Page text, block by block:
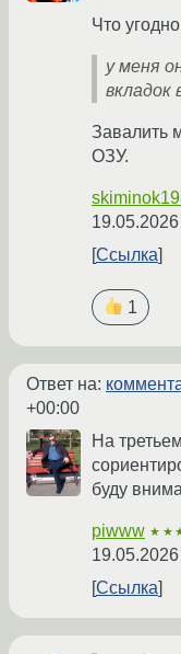
Что
у меня
вкладок
Завалить
ОЗУ.
Ссылка
1
Ответ на:
+00:00
На
буду
piwww
Ссылка